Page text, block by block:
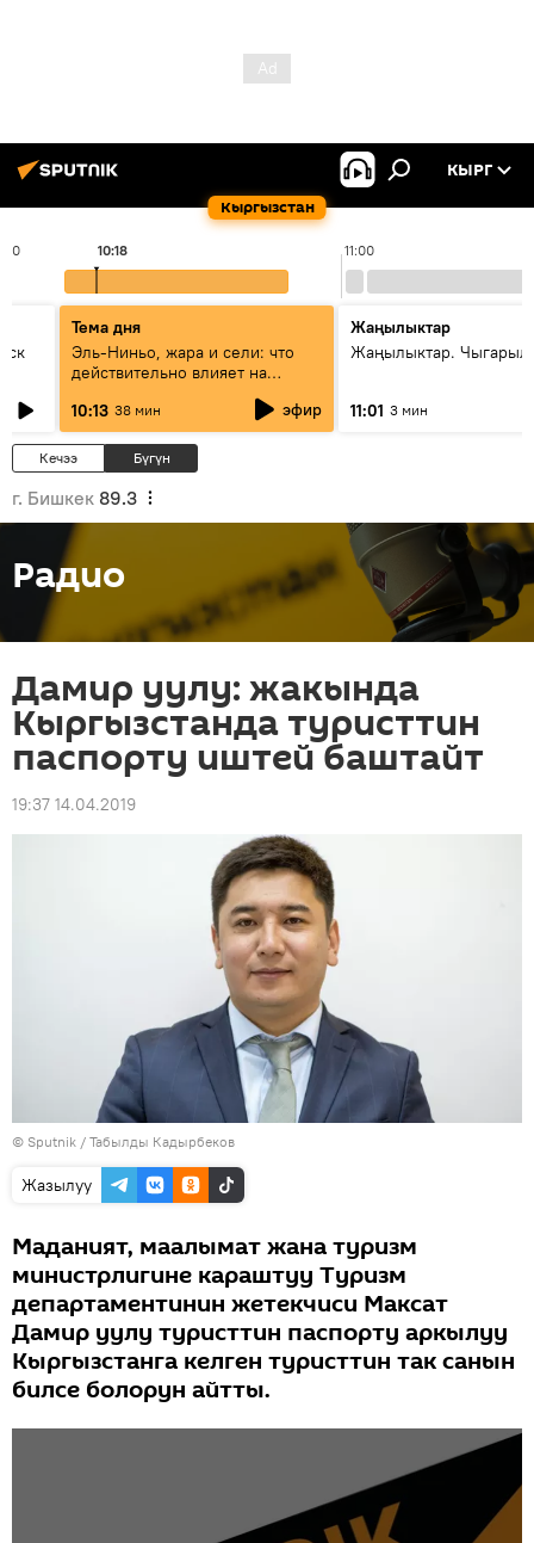
Кыргызстан
КЫРГ
11:00
10:18
Тема дня
Эль-Ниньо, жара и сели: что
действительно влияет на
10:13 38 мин эфир
Жаңылыктар
Жаңылыктар.
11:01 3 мин
Кечээ Бүгүн
г. Бишкек 89.3
Радио
Дамир уулу: жакында
Кыргызстанда туристтин
паспорту иштей баштайт
19:37 14.04.2019
© Sputnik / Табылды Кадырбеков
Жазылуу
Маданият, маалымат жана туризм
министрлигине караштуу Туризм
департаментинин жетекчиси Максат
Дамир уулу туристтин паспорту аркылуу
Кыргызстанга келген туристтин так санын
билсе болорун айтты.